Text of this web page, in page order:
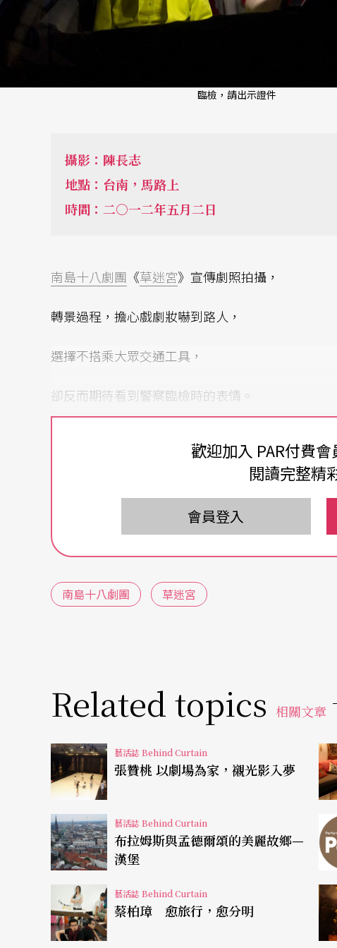
臨檢，請出示證件
攝影：陳長志
地點：台南，馬路上
時間：二○一二年五月二日
南島十八劇團 《草迷宮》宣傳劇照拍攝，
轉景過程，擔心戲劇妝嚇到路人，
選擇不搭乘大眾交通工具，
卻反而期待看到警察臨檢時的表情。
歡迎加入 PAR付費
閱讀完整精
會員登入
南島十八劇團 草迷宮
Related topics 相關文章
藝活誌 Behind Curtain
張贊桃 以劇場為家，襯光影入夢
藝活誌 Behind Curtain
布拉姆斯與孟德爾頌的美麗故鄉—
漢堡
藝活誌 Behind Curtain
蔡柏璋 愈旅行，愈分明